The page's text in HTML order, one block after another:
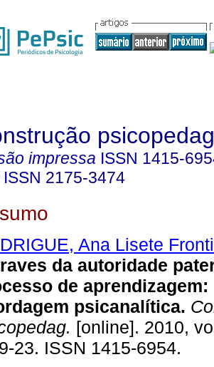
impressa ISSN 1415-
ISSN 2175-3474
Ana Lisete
da autoridade
de aprendizagem:
psicanalítica.
[online]. 2010,
23. ISSN 1415-6954.